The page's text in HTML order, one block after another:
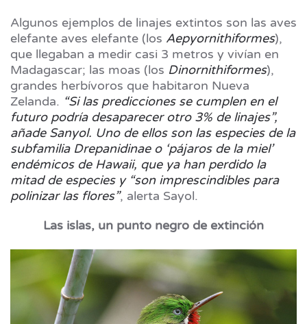
Algunos ejemplos de linajes extintos son las aves
elefante aves elefante (los Aepyornithiformes),
que llegaban a medir casi 3 metros y vivían en
Madagascar; las moas (los Dinornithiformes),
grandes herbívoros que habitaron Nueva
Zelanda. “Si las predicciones se cumplen en el
futuro podría desaparecer otro 3% de linajes”,
añade Sanyol. Uno de ellos son las especies de la
subfamilia Drepanidinae o ‘pájaros de la miel’
endémicos de Hawaii, que ya han perdido la
mitad de especies y “son imprescindibles para
polinizar las flores”, alerta Sayol.
Las islas, un punto negro de extinción